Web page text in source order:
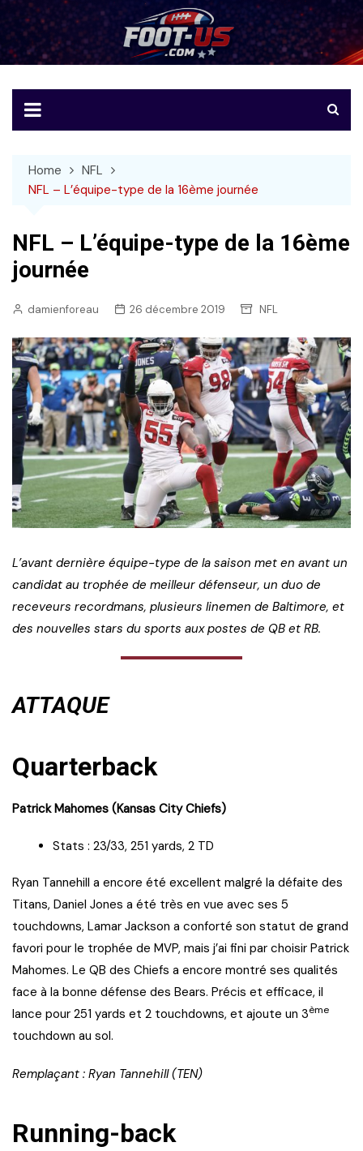
to
content
Foot-US
Le football américain en français
Home
NFL
NFL – L’équipe-type de la 16ème journée
NFL – L’équipe-type de la 16ème
journée
damienforeau 26 décembre 2019 NFL
L’avant dernière équipe-type de la saison met en avant un
candidat au trophée de meilleur défenseur, un duo de
receveurs recordmans, plusieurs linemen de Baltimore, et
des nouvelles stars du sports aux postes de QB et RB.
ATTAQUE
Quarterback
Patrick Mahomes (Kansas City Chiefs)
Stats : 23/33, 251 yards, 2 TD
Ryan Tannehill a encore été excellent malgré la défaite des
Titans, Daniel Jones a été très en vue avec ses 5
touchdowns, Lamar Jackson a conforté son statut de grand
favori pour le trophée de MVP, mais j’ai fini par choisir Patrick
Mahomes. Le QB des Chiefs a encore montré ses qualités
face à la bonne défense des Bears. Précis et efficace, il
lance pour 251 yards et 2 touchdowns, et ajoute un 3ème
touchdown au sol.
Remplaçant : Ryan Tannehill (TEN)
Running-back